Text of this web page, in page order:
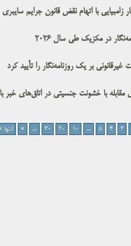
زامبیایی با اتهام نقض قانون جرایم سایبری
در مکزیک طی سال ۲۰۲۶
غیرقانونی بر یک روزنامه‌نگار را تأیید کرد
مقابله با خشونت جنسیتی در اتاق‌های خبر
3
4
5
...
10
20
30
...
» انتها